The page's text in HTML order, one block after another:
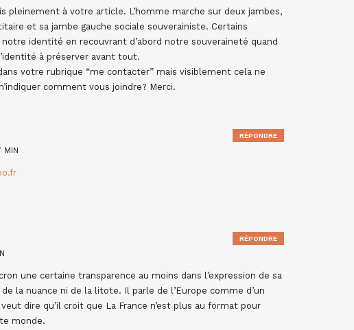
pleinement à votre article. L’homme marche sur deux jambes,
et sa jambe gauche sociale souverainiste. Certains
identité en recouvrant d’abord notre souveraineté quand
à préserver avant tout.
votre rubrique “me contacter” mais visiblement cela ne
comment vous joindre? Merci.
MIN
RÉPONDRE
une certaine transparence au moins dans l’expression de sa
la nuance ni de la litote. Il parle de l’Europe comme d’un
dire qu’il croit que La France n’est plus au format pour
monde.
RÉPONDRE